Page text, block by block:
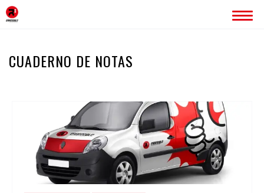
SERVICIOS
IMAGEN CORPORATIVA
PÁGINAS WEB
ROTULACIÓN
PUBLICIDAD
PROYECTOS
CUADERNO DE NOTAS